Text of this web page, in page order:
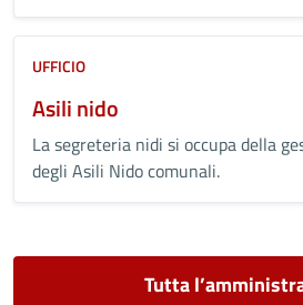
UFFICIO
Asili nido
La segreteria nidi si occupa della
degli Asili Nido comunali.
Tutta